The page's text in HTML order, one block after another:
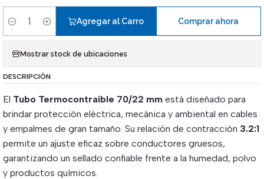
Cantidad
Agregar al Carro Comprar ahora
Mostrar stock de ubicaciones
DESCRIPCIÓN
El Tubo Termocontraíble 70/22 mm está diseñado para
brindar protección eléctrica, mecánica y ambiental en cables
y empalmes de gran tamaño. Su relación de contracción 3.2:1
permite un ajuste eficaz sobre conductores gruesos,
garantizando un sellado confiable frente a la humedad, polvo
y productos químicos.